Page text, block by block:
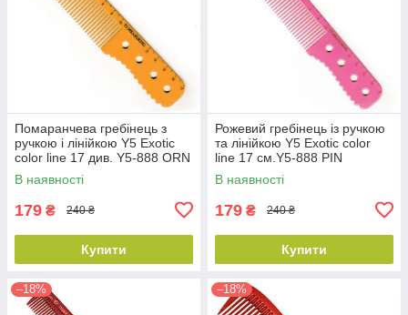
Помаранчева гребінець з
ручкою і лінійкою Y5 Exotic
color line 17 див. Y5-888 ORN
В наявності
179 ₴ 240 ₴
Купити
Рожевий гребінець із ручкою
та лінійкою Y5 Exotic color
line 17 см.Y5-888 PIN
В наявності
179 ₴ 240 ₴
Купити
–18% –18%